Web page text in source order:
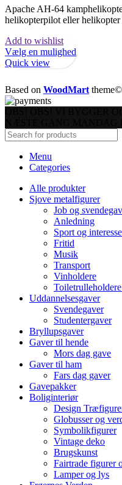
Apache AH-64
helikopterpilot eller helikopter
Add to wishlist
Vælg en mulighed
Quick view
Based on WoodMart
Menu
Categories
Alle produkter
Sjove metalfigurer
Job og
Anledning
Sport og
Fritid
Musik
Transport
Vinholdere
Uddannelsesgaver
Svendegaver
Studentergaver
Bryllupsgaver
Gaver til hende
Mors dag gave
Gaver til ham
Fars dag gaver
Gavepakker
Boliginteriør
Design
Globusser og
Symbolikfigurer
Vintage deko
Brugskunst
Fairtrade figurer
Lamper og lys